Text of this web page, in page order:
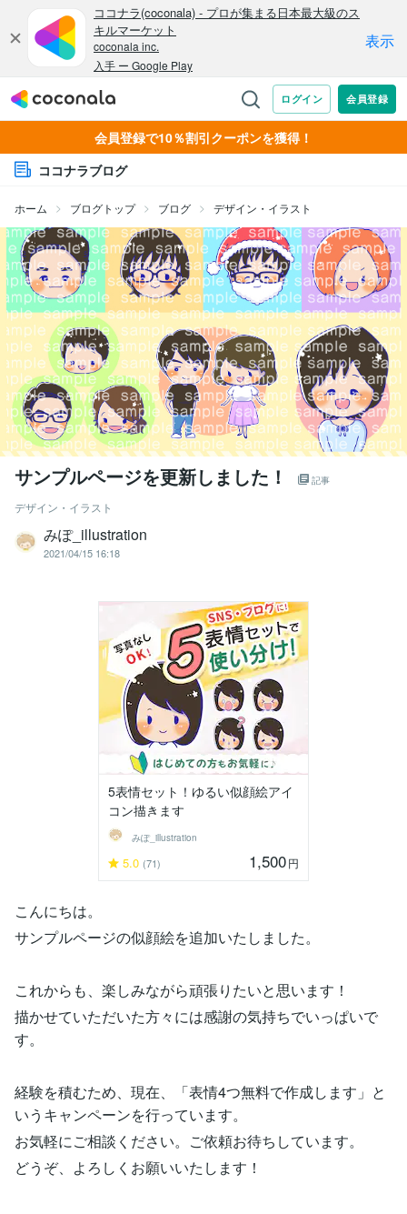
会員登録で10％割引クーポンを獲得！
ココナラブログ
ホーム ブログトップ ブログ デザイン・イラスト
サンプルページを更新しました！ 記事
デザイン・イラスト
みぽ_illustration
2021/04/15 16:18
5表情セット！ゆるい似顔絵アイ
コン描きます
みぽ_illustration
5.0 (71) 1,500円
こんにちは。
サンプルページの似顔絵を追加いたしました。
これからも、楽しみながら頑張りたいと思います！
描かせていただいた方々には感謝の気持ちでいっぱいで
す。
経験を積むため、現在、「表情4つ無料で作成します」と
いうキャンペーンを行っています。
お気軽にご相談ください。ご依頼お待ちしています。
どうぞ、よろしくお願いいたします！